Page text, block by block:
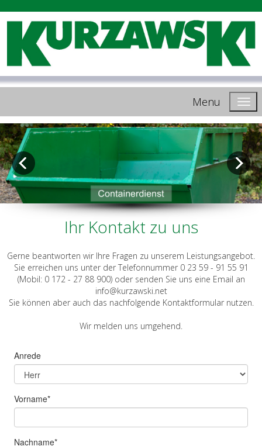
Menu
Ihr Kontakt zu uns
Gerne beantworten wir Ihre Fragen zu unserem Leistungsangebot.
Sie erreichen uns unter der Telefonnummer 0 23 59 - 91 55 91
(Mobil: 0 172 - 27 88 900) oder senden Sie uns eine Email an
info@kurzawski.net
Sie können aber auch das nachfolgende Kontaktformular nutzen.
Wir melden uns umgehend.